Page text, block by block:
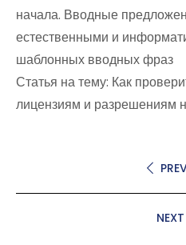
начала. Вводные
естественными и
шаблонных вводных фраз
Статья на тему: Как
лицензиям и разрешениям
NEXT